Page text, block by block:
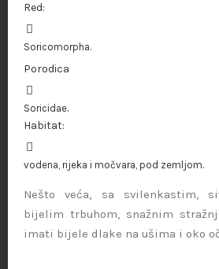
Red:
Soricomorpha.
Porodica
Soricidae.
Habitat:
vodena, rijeka i močvara, pod zemljom.
Nešto veća, sa svilenkastim,
bijelim trbuhom, snažnim
imati bijele dlake na ušima i oko